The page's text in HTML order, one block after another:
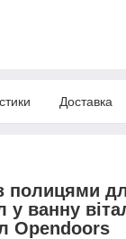
Доставка
полицями
у ванну
Opendoors